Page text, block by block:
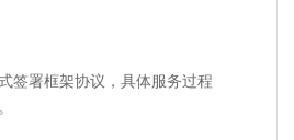
签署框架协议，具体服务过程